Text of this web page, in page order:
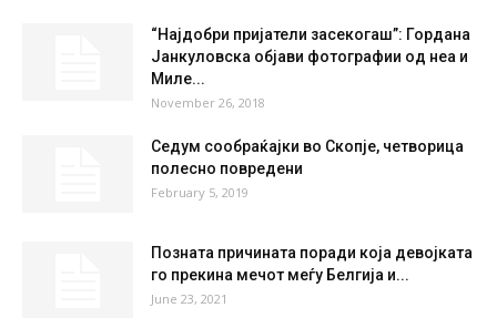
“Најдобри пријатели засекогаш”: Гордана
Јанкуловска објави фотографии од неа и
Миле...
November 26, 2018
Седум сообраќајки во Скопје, четворица
полесно повредени
February 5, 2019
Позната причината поради која девојката
го прекина мечот меѓу Белгија и...
June 23, 2021